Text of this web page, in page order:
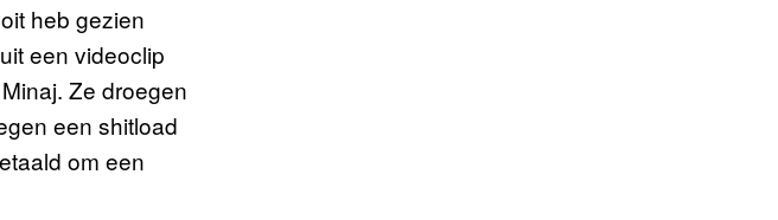
heb gezien
een videoclip
Ze droegen
een shitload
om een